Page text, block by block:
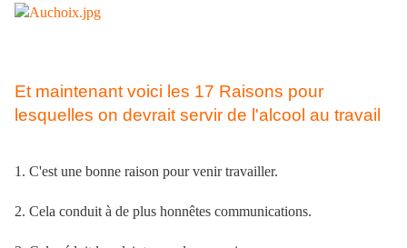
Et maintenant voici les 17 Raisons pour
lesquelles on devrait servir de l'alcool au travail
1. C'est une bonne raison pour venir travailler.
2. Cela conduit à de plus honnêtes communications.